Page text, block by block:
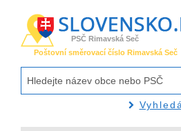
PSČ Rimavská Seč
Poštovní směrovací číslo Rimavská Seč